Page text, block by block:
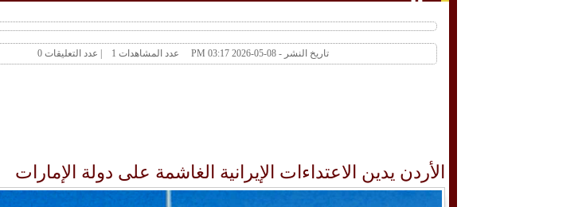
تاريخ النشر - 08-05-2026 03:17 PM عدد المشاهدات 1 | عدد التعليقات 0
الأردن يدين الاعتداءات الإيرانية الغاشمة على دولة الإمارات